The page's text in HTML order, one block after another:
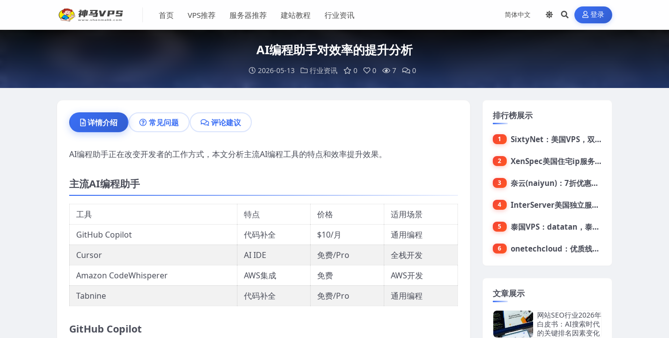
首页 VPS推荐 服务器推荐 建站教程 行业资讯 登录
AI编程助手对效率的提升分析
2026-05-13 行业资讯 0 0 7 0
详情介绍 常见问题 评论建议
AI编程助手正在改变开发者的工作方式，本文分析主流AI编程工具的特点和效率提升效果。
主流AI编程助手
工具 特点 价格
适用场景
GitHub Copilot
代码补全 $10/月
通用编程
Cursor
AI IDE 免费/Pro
全栈开发
Amazon CodeWhisperer
AWS集成 免费
AWS开发
Tabnine
代码补全 免费/Pro 通用编程
GitHub Copilot
排行榜展示
1 SixtyNet：美国VPS，双ISP类住宅IP(AT&T)，CN2 GIA网络，超高DDoS防御，$14/月，2G内存/2核/40gSSD/5T流量/10Gbps带宽
2 XenSpec美国住宅ip服务器：美国家用ip/无限流量/10Gbps独享带宽/449美元/月起，支持支付宝
3 奈云(naiyun)：7折优惠，低至34元/月，洛杉矶/香港机房，三网CN2 GIA/CUII/高防保护，解锁Chatgpt/Tiktok
4 InterServer美国独立服务器：AMD RYZEN 3600X处理器，75美元/月，送40美元
5 泰国VPS：datatan，泰国不限流量VPS，$33/月，4G内存/3核/60gSSD
6 onetechcloud：优质线路，精品VPS低至28元，美国三网原生CN2 GIA（高防可选）、香港CN2、韩国CN2
文章展示
网站SEO行业2026年
白皮书：AI搜索时代
的关键排名因素变化